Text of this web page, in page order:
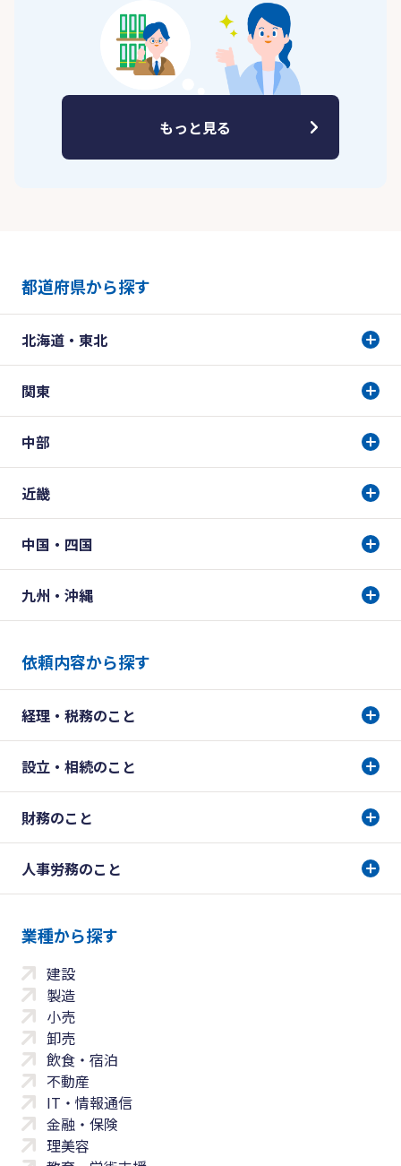
もっと見る
都道府県から探す
北海道・東北
関東
中部
近畿
中国・四国
九州・沖縄
依頼内容から探す
経理・税務のこと
設立・相続のこと
財務のこと
人事労務のこと
業種から探す
建設
製造
小売
卸売
飲食・宿泊
不動産
IT・情報通信
金融・保険
理美容